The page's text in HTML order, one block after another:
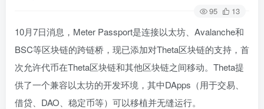
95 13
10月7日消息，Meter Passport是连接以太坊、Avalanche和
BSC等区块链的跨链桥，现已添加对Theta区块链的支持，首
次允许代币在Theta区块链和其他区块链之间移动。Theta提
供了一个兼容以太坊的开发环境，其中DApps（用于交易、
借贷、DAO、稳定币等）可以移植并无缝运行。